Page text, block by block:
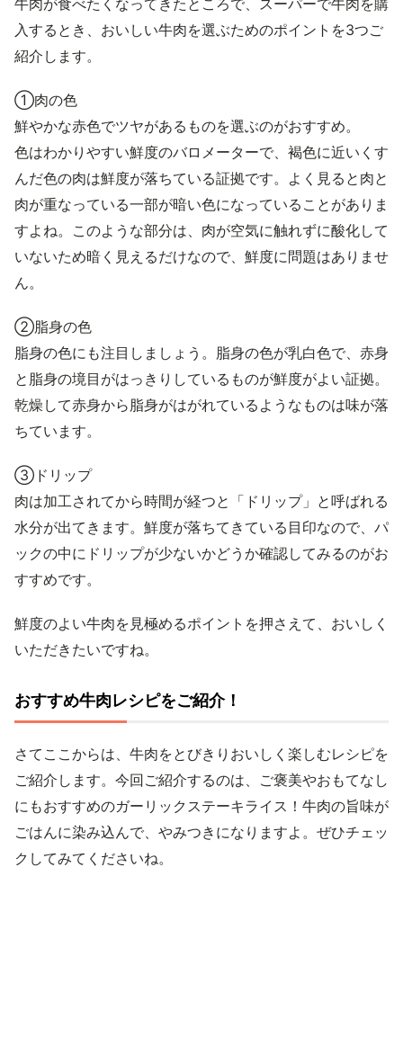
牛肉が食べたくなってきたところで、スーパーで牛肉を購
入するとき、おいしい牛肉を選ぶためのポイントを3つご
紹介します。
①肉の色
鮮やかな赤色でツヤがあるものを選ぶのがおすすめ。
色はわかりやすい鮮度のバロメーターで、褐色に近いくす
んだ色の肉は鮮度が落ちている証拠です。よく見ると肉と
肉が重なっている一部が暗い色になっていることがありま
すよね。このような部分は、肉が空気に触れずに酸化して
いないため暗く見えるだけなので、鮮度に問題はありませ
ん。
②脂身の色
脂身の色にも注目しましょう。脂身の色が乳白色で、赤身
と脂身の境目がはっきりしているものが鮮度がよい証拠。
乾燥して赤身から脂身がはがれているようなものは味が落
ちています。
③ドリップ
肉は加工されてから時間が経つと「ドリップ」と呼ばれる
水分が出てきます。鮮度が落ちてきている目印なので、パ
ックの中にドリップが少ないかどうか確認してみるのがお
すすめです。
鮮度のよい牛肉を見極めるポイントを押さえて、おいしく
いただきたいですね。
おすすめ牛肉レシピをご紹介！
さてここからは、牛肉をとびきりおいしく楽しむレシピを
ご紹介します。今回ご紹介するのは、ご褒美やおもてなし
にもおすすめのガーリックステーキライス！牛肉の旨味が
ごはんに染み込んで、やみつきになりますよ。ぜひチェッ
クしてみてくださいね。